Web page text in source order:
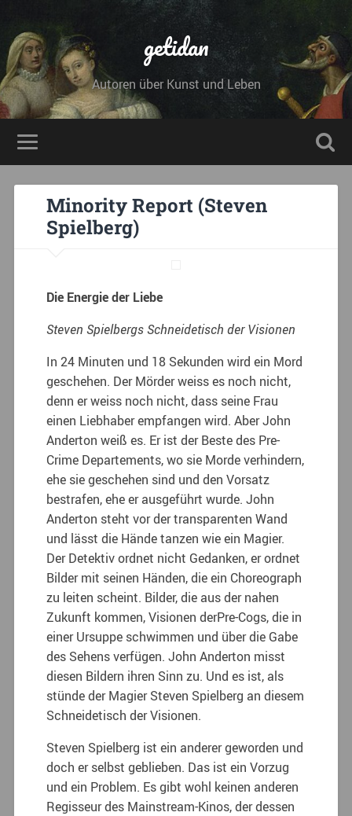
getidan
Autoren über Kunst und Leben
Minority Report (Steven
Spielberg)
Die Energie der Liebe
Steven Spielbergs Schneidetisch der Visionen
In 24 Minuten und 18 Sekunden wird ein Mord
geschehen. Der Mörder weiss es noch nicht,
denn er weiss noch nicht, dass seine Frau
einen Liebhaber empfangen wird. Aber John
Anderton weiß es. Er ist der Beste des Pre-
Crime Departements, wo sie Morde verhindern,
ehe sie geschehen sind und den Vorsatz
bestrafen, ehe er ausgeführt wurde. John
Anderton steht vor der transparenten Wand
und lässt die Hände tanzen wie ein Magier.
Der Detektiv ordnet nicht Gedanken, er ordnet
Bilder mit seinen Händen, die ein Choreograph
zu leiten scheint. Bilder, die aus der nahen
Zukunft kommen, Visionen derPre-Cogs, die in
einer Ursuppe schwimmen und über die Gabe
des Sehens verfügen. John Anderton misst
diesen Bildern ihren Sinn zu. Und es ist, als
stünde der Magier Steven Spielberg an diesem
Schneidetisch der Visionen.
Steven Spielberg ist ein anderer geworden und
doch er selbst geblieben. Das ist ein Vorzug
und ein Problem. Es gibt wohl keinen anderen
Regisseur des Mainstream-Kinos, der dessen